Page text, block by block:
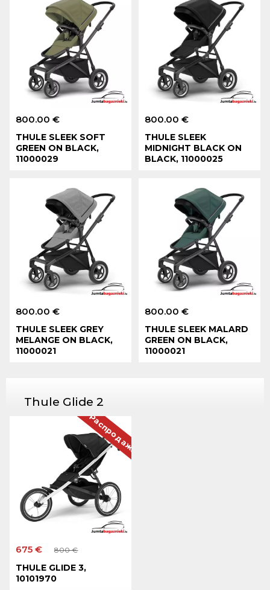
800.00 €
THULE SLEEK SOFT
GREEN ON BLACK,
11000029
800.00 €
THULE SLEEK
MIDNIGHT BLACK ON
BLACK, 11000025
800.00 €
THULE SLEEK GREY
MELANGE ON BLACK,
11000021
800.00 €
THULE SLEEK MALARD
GREEN ON BLACK,
11000021
Thule Glide 2
675 € 800 €
THULE GLIDE 3,
10101970
Распродажа